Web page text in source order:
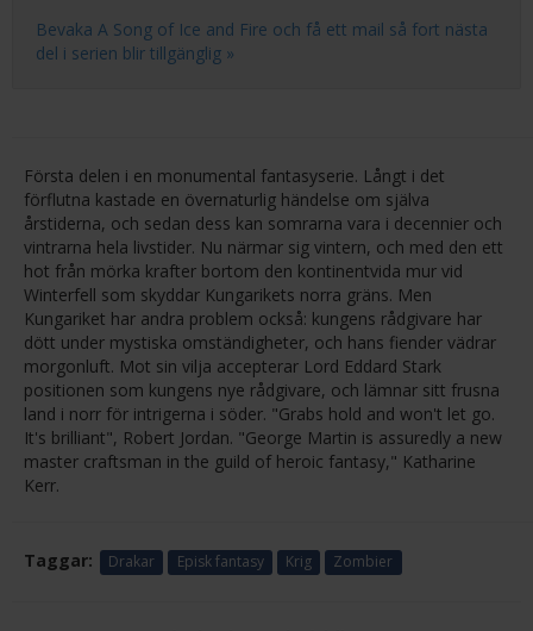
Bevaka A Song of Ice and Fire och få ett mail så fort nästa
del i serien blir tillgänglig »
Första delen i en monumental fantasyserie. Långt i det
förflutna kastade en övernaturlig händelse om själva
årstiderna, och sedan dess kan somrarna vara i decennier och
vintrarna hela livstider. Nu närmar sig vintern, och med den ett
hot från mörka krafter bortom den kontinentvida mur vid
Winterfell som skyddar Kungarikets norra gräns. Men
Kungariket har andra problem också: kungens rådgivare har
dött under mystiska omständigheter, och hans fiender vädrar
morgonluft. Mot sin vilja accepterar Lord Eddard Stark
positionen som kungens nye rådgivare, och lämnar sitt frusna
land i norr för intrigerna i söder. "Grabs hold and won't let go.
It's brilliant", Robert Jordan. "George Martin is assuredly a new
master craftsman in the guild of heroic fantasy," Katharine
Kerr.
Taggar: Drakar Episk fantasy Krig Zombier